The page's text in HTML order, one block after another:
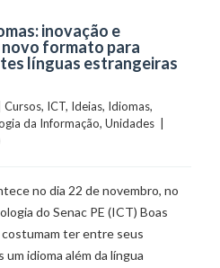
inovação e
formato para
línguas estrangeiras
Cursos, ICT, Ideias, Idiomas
da Informação, Unidades
no dia 22 de novembro, no
do Senac PE (ICT) Boas
ter entre seus
idioma além da língua